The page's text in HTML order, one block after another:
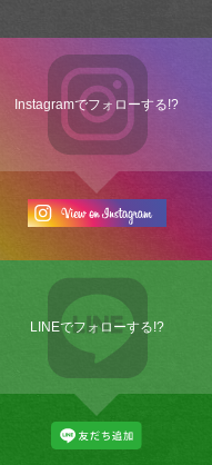
Instagramでフォローする!?
LINEでフォローする!?